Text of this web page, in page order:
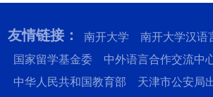
友情链接： 南开大学
南开大学汉语
国家留学基金委
中外语言合作交流中
中华人民共和国教育部
天津市公安局